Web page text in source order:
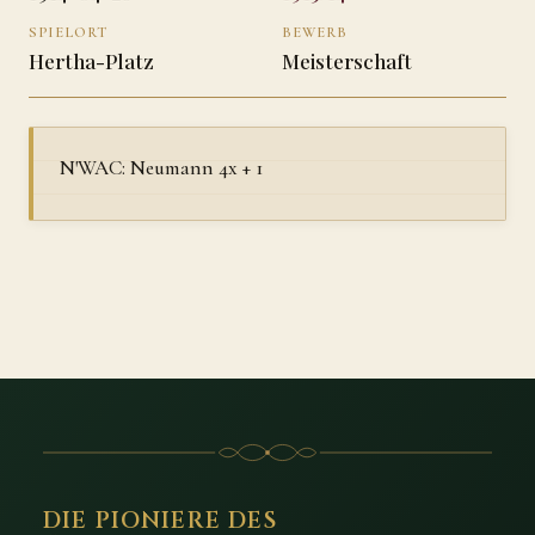
SPIELORT
Hertha-Platz
BEWERB
Meisterschaft
N'WAC: Neumann 4x + 1
DIE PIONIERE DES